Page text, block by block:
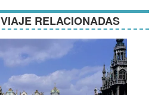
RELACIONADAS